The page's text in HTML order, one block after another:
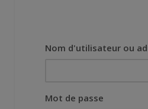
Nom d'utilisateur ou
Mot de passe